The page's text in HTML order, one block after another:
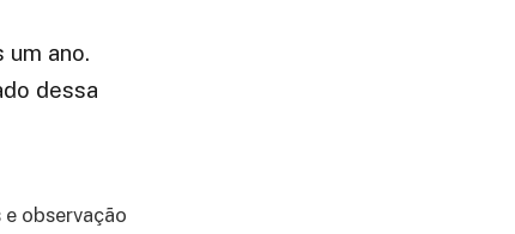
um ano.
dessa
observação